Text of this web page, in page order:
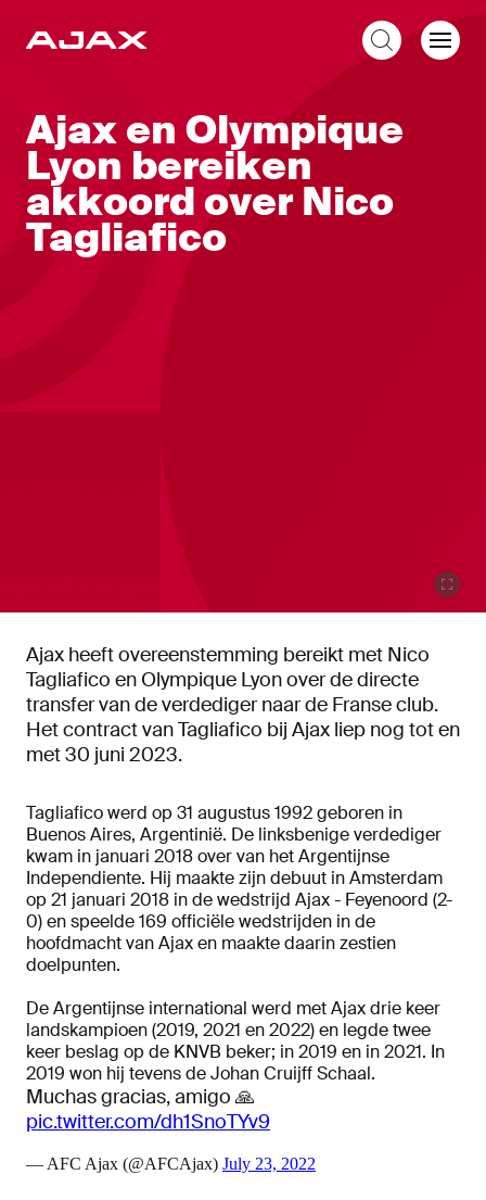
Ajax en Olympique
Lyon bereiken
akkoord over Nico
Tagliafico
Ajax heeft overeenstemming bereikt met Nico
Tagliafico en Olympique Lyon over de directe
transfer van de verdediger naar de Franse club.
Het contract van Tagliafico bij Ajax liep nog tot en
met 30 juni 2023.
Tagliafico werd op 31 augustus 1992 geboren in
Buenos Aires, Argentinië. De linksbenige verdediger
kwam in januari 2018 over van het Argentijnse
Independiente. Hij maakte zijn debuut in Amsterdam
op 21 januari 2018 in de wedstrijd Ajax - Feyenoord (2-
0) en speelde 169 officiële wedstrijden in de
hoofdmacht van Ajax en maakte daarin zestien
doelpunten.
De Argentijnse international werd met Ajax drie keer
landskampioen (2019, 2021 en 2022) en legde twee
keer beslag op de KNVB beker; in 2019 en in 2021. In
2019 won hij tevens de Johan Cruijff Schaal.
Muchas gracias, amigo 🙏
pic.twitter.com/dh1SnoTYv9
— AFC Ajax (@AFCAjax) July 23, 2022